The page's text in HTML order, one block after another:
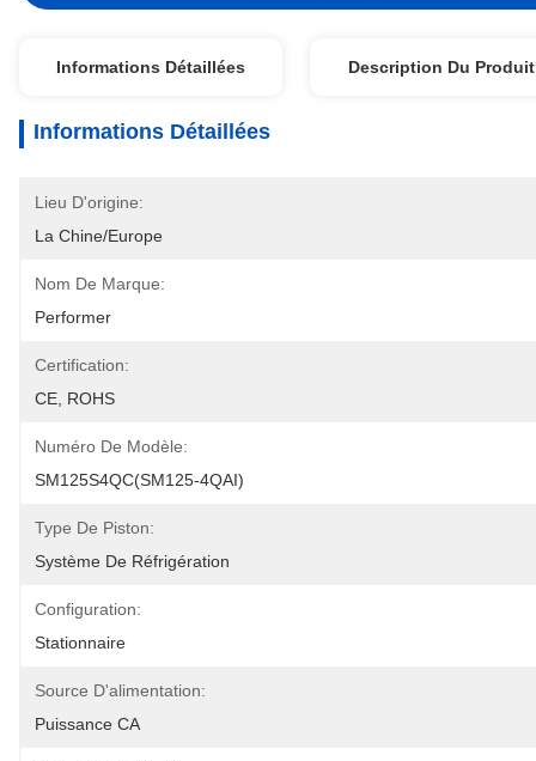
Informations Détaillées Description Du Produit
Informations Détaillées
Lieu D'origine:
La Chine/Europe
Nom De Marque:
Performer
Certification:
CE, ROHS
Numéro De Modèle:
SM125S4QC(SM125-4QAI)
Type De Piston:
Système De Réfrigération
Configuration:
Stationnaire
Source D'alimentation:
Puissance CA